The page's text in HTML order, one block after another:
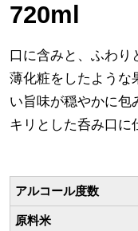
720ml
口に含みと、ふわり
薄化粧をしたような
い旨味が穏やかに包
キリとした呑み口に
アルコール度数
原料米